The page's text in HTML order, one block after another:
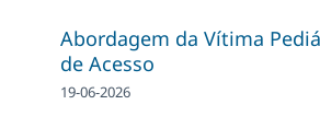
Abordagem da Vítima
de Acesso
19-06-2026